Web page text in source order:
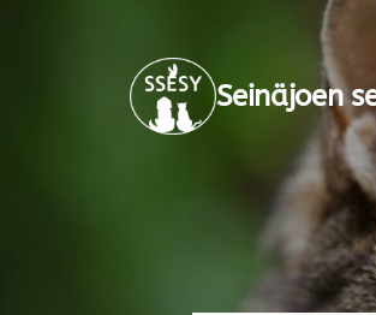
Seinäjoen